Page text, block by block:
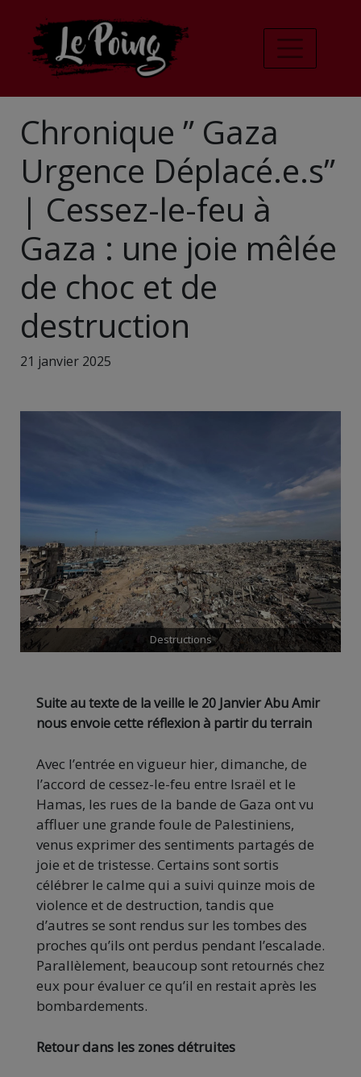
Chronique ” Gaza
Urgence Déplacé.e.s”
| Cessez-le-feu à
Gaza : une joie mêlée
de choc et de
destruction
21 janvier 2025
Destructions
Suite au texte de la veille le 20 Janvier Abu Amir
nous envoie cette réflexion à partir du terrain
Avec l’entrée en vigueur hier, dimanche, de
l’accord de cessez-le-feu entre Israël et le
Hamas, les rues de la bande de Gaza ont vu
affluer une grande foule de Palestiniens,
venus exprimer des sentiments partagés de
joie et de tristesse. Certains sont sortis
célébrer le calme qui a suivi quinze mois de
violence et de destruction, tandis que
d’autres se sont rendus sur les tombes des
proches qu’ils ont perdus pendant l’escalade.
Parallèlement, beaucoup sont retournés chez
eux pour évaluer ce qu’il en restait après les
bombardements.
Retour dans les zones détruites